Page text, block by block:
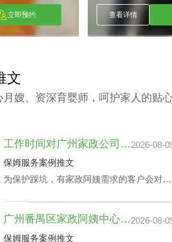
立即预约 查看详情
文
嫂、资深育婴师，呵护家人的贴
工作时间对广州家政公司住家价位的影响浅析2026-08-
保姆服务案例推文
为保护踩坑，有家政阿姨需求的客户会对多
的同时获取更多增值服务平台。影响广州家
政公司住家价位的关键部分有哪些成分？丰
广州番禺区家政阿姨中心价钱：品牌声誉与实际服务水平2026-08-
保姆服务案例推文